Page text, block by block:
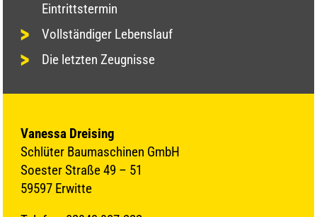
Eintrittstermin
Vollständiger Lebenslauf
Die letzten Zeugnisse
Vanessa Dreising
Schlüter Baumaschinen GmbH
Soester Straße 49 – 51
59597 Erwitte